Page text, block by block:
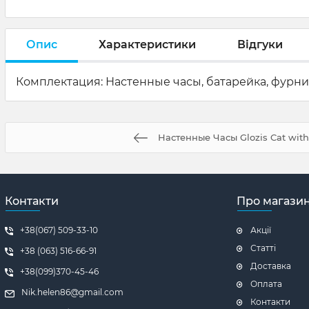
Опис Характеристики Відгуки
Комплектация: Настенные часы, батарейка,
Настенные Часы Glozis Cat
Контакти
+38(067) 509-33-10
+38 (063) 516-66-91
+38(099)370-45-46
Nik.helen86@gmail.com
Про
Акції
Статті
Доставка
Оплата
Контакти